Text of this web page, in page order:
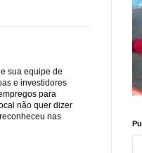
sua equipe de
e investidores
para
não quer dizer
nas